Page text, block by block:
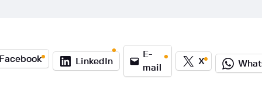
LinkedIn
E-
mail
X